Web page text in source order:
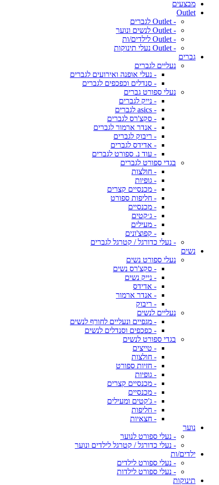
מבצעים
Outlet
- Outlet לגברים
- Outlet לנשים ונוער
- Outlet לילדים/ות
- Outlet נעלי תינוקות
גברים
נעליים לגברים
- נעלי אופנה ואירועים לגברים
- סנדלים וכפכפים לגברים
נעלי ספורט גברים
- נייק לגברים
- asics לגברים
- סקצ'רס לגברים
- אנדר ארמור לגברים
- ריבוק לגברים
- אדידס לגברים
- עוד נ. ספורט לגברים
בגדי ספורט לגברים
- חולצות
- גופיות
- מכנסיים קצרים
- חליפות ספורט
- מכנסיים
- ג׳קטים
- מעילים
- קפוצ'ונים
- נעלי כדורגל / קטרגל לגברים
נשים
נעלי ספורט נשים
- סקצ'רס נשים
- נייק נשים
- אדידס
- אנדר ארמור
- ריבוק
נעליים לנשים
- מגפיים ונעליים לחורף לנשים
- כפכפים וסנדלים לנשים
בגדי ספורט לנשים
- טייצים
- חולצות
- חזיות ספורט
- גופיות
- מכנסיים קצרים
- מכנסיים
- ג'קטים ומעילים
- חליפות
- חצאיות
נוער
- נעלי ספורט לנוער
- נעלי כדורגל / קטרגל לילדים ונוער
ילדים/ות
- נעלי ספורט לילדים
- נעלי ספורט לילדות
תינוקות